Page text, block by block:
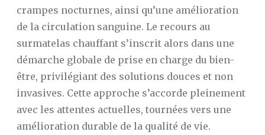
crampes nocturnes, ainsi qu’une amélioration
de la circulation sanguine. Le recours au
surmatelas chauffant s’inscrit alors dans une
démarche globale de prise en charge du bien-
être, privilégiant des solutions douces et non
invasives. Cette approche s’accorde pleinement
avec les attentes actuelles, tournées vers une
amélioration durable de la qualité de vie.